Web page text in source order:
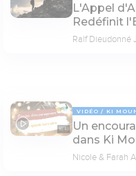
L'Appel
Redéfinit
Ralf Dieudonné
16:41
VIDÉO KI
Un
dans Ki
Nicole & Farah